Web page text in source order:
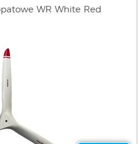
WR White Red